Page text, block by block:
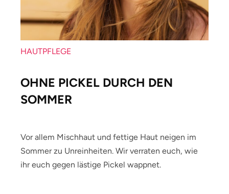
HAUTPFLEGE
OHNE PICKEL DURCH DEN
SOMMER
Vor allem Mischhaut und fettige Haut neigen im
Sommer zu Unreinheiten. Wir verraten euch, wie
ihr euch gegen lästige Pickel wappnet.